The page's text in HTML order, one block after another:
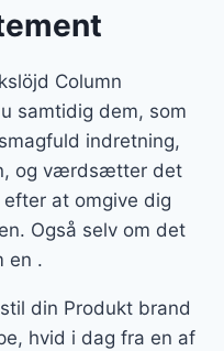
Column
samtidig dem, som
indretning,
og værdsætter det
at omgive dig
Også selv om det
en .
din Produkt brand
hvid i dag fra en af